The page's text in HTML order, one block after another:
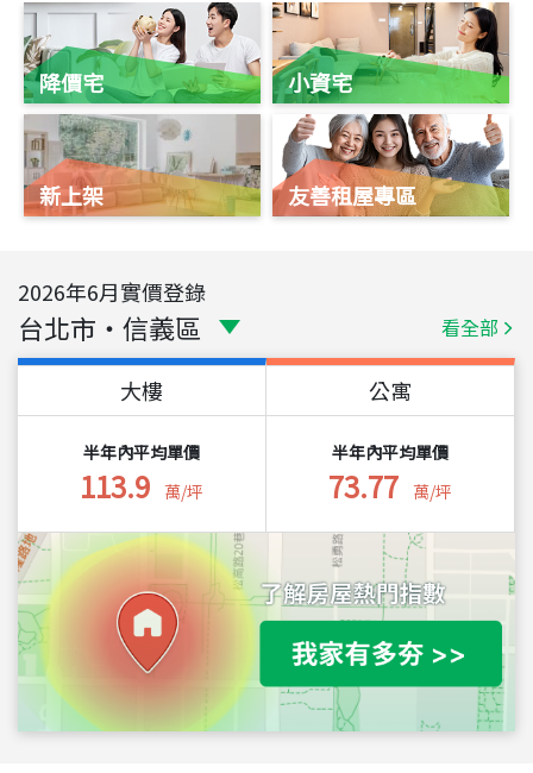
降價宅
新上架
小資宅
友善租屋專區
2026年6月實價登錄
台北市 ・ 信義區 看全部
大樓
半年內平均單價
113.9 萬/坪
公寓
半年內平均單價
73.77 萬/坪